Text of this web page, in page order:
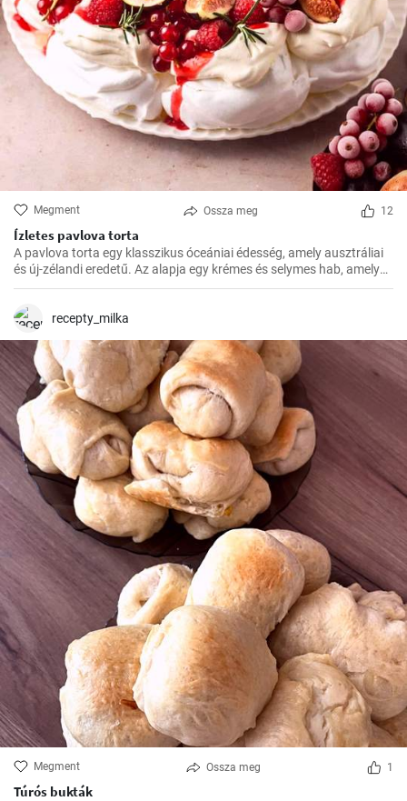
Megment Ossza meg 12
Ízletes pavlova torta
A pavlova torta egy klasszikus óceániai édesség, amely ausztráliai
és új-zélandi eredetű. Az alapja egy krémes és selymes hab, amelyet
a tetején friss gyümölcsökkel, például egyszerűen málnával vagy
recepty_milka
Megment Ossza meg 1
Túrós bukták